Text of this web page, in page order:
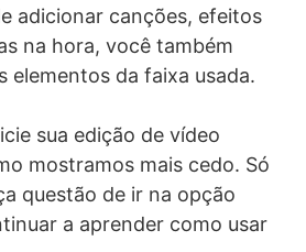
adicionar canções, efeitos
na hora, você também
elementos da faixa usada.
sua edição de vídeo
mostramos mais cedo. Só
questão de ir na opção
a aprender como usar